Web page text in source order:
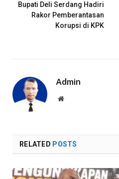
Bupati Deli Serdang Hadiri
Rakor Pemberantasan
Korupsi di KPK
Admin
Website
RELATED POSTS